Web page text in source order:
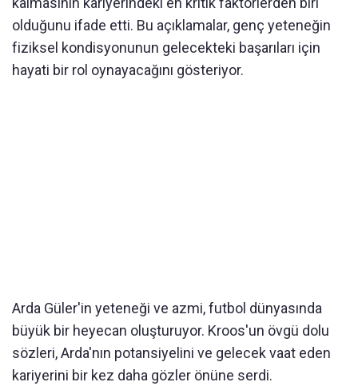
olduğunu ifade etti. Bu açıklamalar, genç yeteneğin
fiziksel kondisyonunun gelecekteki başarıları için
hayati bir rol oynayacağını gösteriyor.
Arda Güler'in yeteneği ve azmi, futbol dünyasında
büyük bir heyecan oluşturuyor. Kroos'un övgü dolu
sözleri, Arda'nın potansiyelini ve gelecek vaat eden
kariyerini bir kez daha gözler önüne serdi.